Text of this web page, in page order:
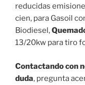
reducidas
cien, para Gasoil
Biodiesel,
13/20kw para tiro
Contactando con
duda, pregunta